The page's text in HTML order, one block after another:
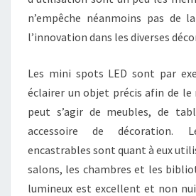
n’empêche néanmoins pas de
l’innovation dans les diverses
Les mini spots LED sont par
éclairer un objet précis afin de
peut s’agir de meubles, de
accessoire de décoration.
encastrables sont quant à eux
salons, les chambres et les
lumineux est excellent et non